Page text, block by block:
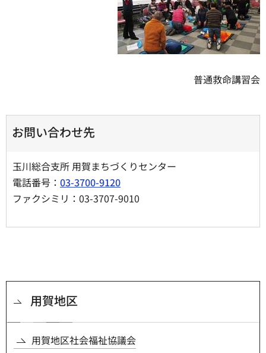
普通救命講習会
お問い合わせ先
玉川総合支所 用賀まちづくりセンター
電話番号： 03-3700-9120
ファクシミリ：03-3707-9010
用賀地区
用賀地区社会福祉協議会